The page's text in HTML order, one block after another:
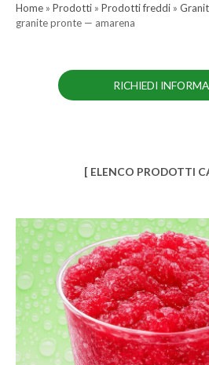
Home » Prodotti » Prodotti freddi »
granite pronte — amarena
RICHIEDI
[ ELENCO PRODOTTI